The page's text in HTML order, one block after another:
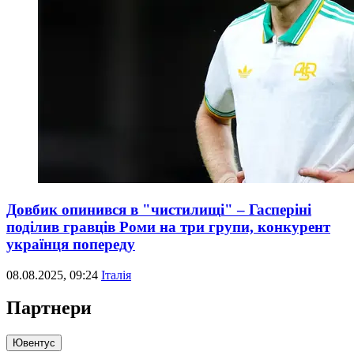
Довбик опинився в "чистилищі" – Гасперіні
поділив гравців Роми на три групи, конкурент
українця попереду
08.08.2025, 09:24 Італія
Партнери
Ювентус